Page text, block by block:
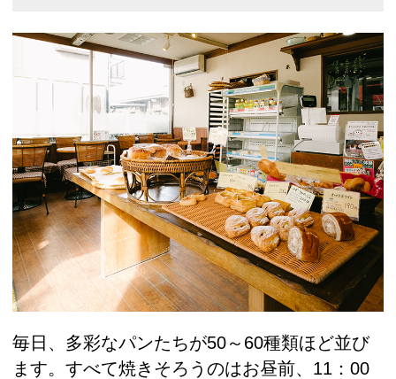
毎日、多彩なパンたちが50～60種類ほど並び
ます。すべて焼きそろうのはお昼前、11：00